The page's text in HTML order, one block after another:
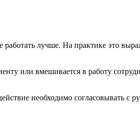
лучше. На практике это
или вмешивается в работу
необходимо согласовывать с